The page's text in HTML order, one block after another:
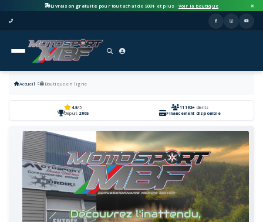
Livraison gratuite pour tout achat de 500$ et plus · Voir la boutique
Accueil Boutique en ligne
4.5/5 11192+ clients
Depuis 2005 Financement disponible